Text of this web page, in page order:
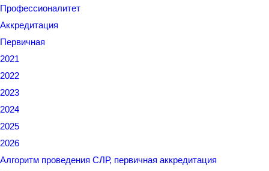
Профессионалитет
Аккредитация
Первичная
2021
2022
2023
2024
2025
2026
Алгоритм проведения СЛР, первичная аккредитация